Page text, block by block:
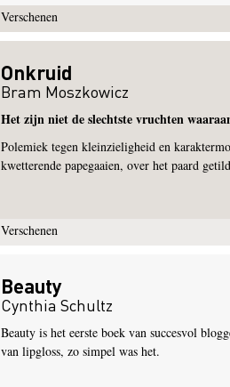
Verschenen
Onkruid
Bram Moszkowicz
Het zijn niet de slechtste vruchten
Polemiek tegen kleinzieligheid en
kwetterende papegaaien, over het paard
Verschenen
Beauty
Cynthia Schultz
Beauty is het eerste boek van succesvol
van lipgloss, zo simpel was het.